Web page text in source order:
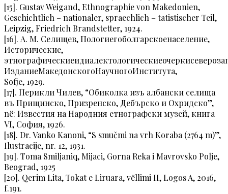
[15]. Gustav Weigand, Ethnographie von Makedonien,
Geschichtlich – nationaler, spraechlich – tatistischer Teil,
Leipzig, Friedrich Brandstetter, 1924.
[16]. А. М. Селищев, Пологиегоболгарскоенаселение,
Исторические,
ИзданиеМакедонскогоНаучногоИнститута,
Sofje, 1929.
[17]. Перикли Чилев, “Обиколка изъ албански селища
въ Прищинско, Призренско, Дебърско и Охридско”,
në: Известия на Народния етнографски музей, книга
VI, София, 1926.
[18]. Dr. Vanko Kanoni, “S smučmi na vrh Koraba (2764 m)”,
Ilustracije, nr. 12, 1931.
[19]. Тoma Smiljaniq, Mijaci, Gorna Reka i Mavrovsko Polje,
Beograd, 1925
[20]. Qerim Lita, Tokat e Liruara, vëllimi II, Logos A, 2016,
f.191.